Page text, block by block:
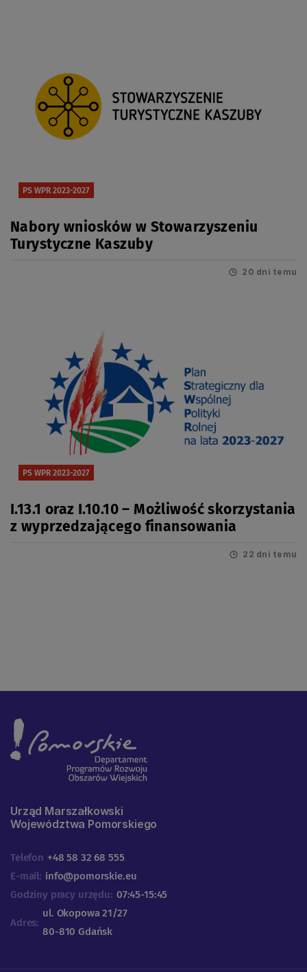
PS WPR 2023-2027
Nabory wniosków w Stowarzyszeniu
Turystyczne Kaszuby
20 dni temu
PS WPR 2023-2027
I.13.1 oraz I.10.10 – Możliwość skorzystania
z wyprzedzającego finansowania
22 dni temu
Urząd Marszałkowski
Województwa Pomorskiego
Telefon +48 58 32 68 555
E-mail: info@pomorskie.eu
Godziny pracy urzędu: 07:45-15:45
Adres:
ul. Okopowa 21/27
80-810 Gdańsk